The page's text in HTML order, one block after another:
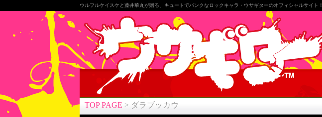
ウルフルケイスケと藤井華丸が贈る、キュートでパンクなロックキャラ・ウサギターのオフィシャルサイト！
TOP PAGE > ダラブッカウ